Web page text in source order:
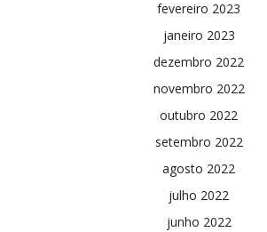
fevereiro 2023
janeiro 2023
dezembro 2022
novembro 2022
outubro 2022
setembro 2022
agosto 2022
julho 2022
junho 2022